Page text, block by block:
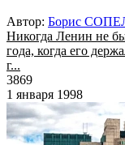
Автор: Борис
Никогда Ленин не
года, когда его
г...
3869
1 января 1998